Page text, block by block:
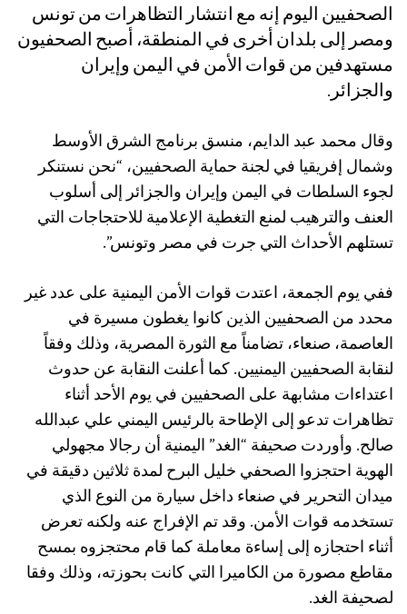
الصحفيين اليوم إنه مع انتشار التظاهرات من تونس
ومصر إلى بلدان أخرى في المنطقة، أصبح الصحفيون
مستهدفين من قوات الأمن في اليمن وإيران
والجزائر.
وقال محمد عبد الدايم، منسق برنامج الشرق الأوسط
وشمال إفريقيا في لجنة حماية الصحفيين، “نحن نستنكر
لجوء السلطات في اليمن وإيران والجزائر إلى أسلوب
العنف والترهيب لمنع التغطية الإعلامية للاحتجاجات التي
تستلهم الأحداث التي جرت في مصر وتونس”.
ففي يوم الجمعة، اعتدت قوات الأمن اليمنية على عدد غير
محدد من الصحفيين الذين كانوا يغطون مسيرة في
العاصمة، صنعاء، تضامناً مع الثورة المصرية، وذلك وفقاً
لنقابة الصحفيين اليمنيين. كما أعلنت النقابة عن حدوث
اعتداءات مشابهة على الصحفيين في يوم الأحد أثناء
تظاهرات تدعو إلى الإطاحة بالرئيس اليمني علي عبدالله
صالح. وأوردت صحيفة “الغد” اليمنية أن رجالا مجهولي
الهوية احتجزوا الصحفي خليل البرح لمدة ثلاثين دقيقة في
ميدان التحرير في صنعاء داخل سيارة من النوع الذي
تستخدمه قوات الأمن. وقد تم الإفراج عنه ولكنه تعرض
أثناء احتجازه إلى إساءة معاملة كما قام محتجزوه بمسح
مقاطع مصورة من الكاميرا التي كانت بحوزته، وذلك وفقا
لصحيفة الغد.